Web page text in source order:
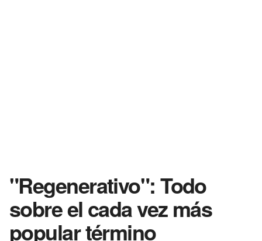
"Regenerativo": Todo
sobre el cada vez más
popular término